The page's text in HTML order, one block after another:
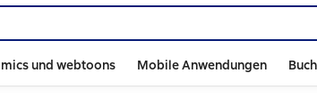
und webtoons Mobile Anwendungen